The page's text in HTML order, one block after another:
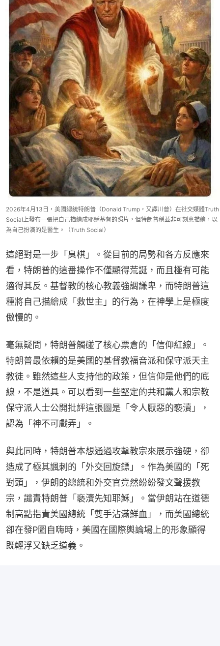
2026年4月13日，美國總統特朗普（Donald Trump，又譯川普）在社交媒體Truth
Social上發布一張把自己描繪成耶穌基督的照片，但特朗普稱並非可刻意描繪，以
為自己扮演的是醫生。（Truth Social）
這絕對是一步「臭棋」。從目前的局勢和各方反應來
看，特朗普的這番操作不僅顯得荒誕，而且極有可能
適得其反。基督教的核心教義強調謙卑，而特朗普這
種將自己描繪成「救世主」的行為，在神學上是極度
傲慢的。
毫無疑問，特朗普觸碰了核心票倉的「信仰紅線」。
特朗普最依賴的是美國的基督教福音派和保守派天主
教徒。雖然這些人支持他的政策，但信仰是他們的底
線，不是道具。可以看到一些堅定的共和黨人和宗教
保守派人士公開批評這張圖是「令人厭惡的褻瀆」，
認為「神不可戲弄」。
與此同時，特朗普本想通過攻擊教宗來展示強硬，卻
造成了極其諷刺的「外交回旋鏢」。作為美國的「死
對頭」，伊朗的總統和外交官竟然紛紛發文聲援教
宗，譴責特朗普「褻瀆先知耶穌」。當伊朗站在道德
制高點指責美國總統「雙手沾滿鮮血」，而美國總統
卻在發P圖自嗨時，美國在國際輿論場上的形象顯得
既輕浮又缺乏道義。